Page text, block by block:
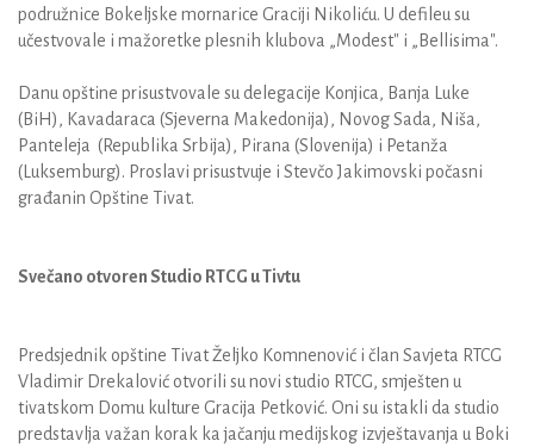
podružnice Bokeljske mornarice Graciji Nikoliću. U defileu su
učestvovale i mažoretke plesnih klubova „Modest" i „Bellisima".
Danu opštine prisustvovale su delegacije Konjica, Banja Luke
(BiH), Kavadaraca (Sjeverna Makedonija), Novog Sada, Niša,
Panteleja (Republika Srbija), Pirana (Slovenija) i Petanža
(Luksemburg). Proslavi prisustvuje i Stevčo Jakimovski počasni
građanin Opštine Tivat.
Svečano otvoren Studio RTCG u Tivtu
Predsjednik opštine Tivat Željko Komnenović i član Savjeta RTCG
Vladimir Drekalović otvorili su novi studio RTCG, smješten u
tivatskom Domu kulture Gracija Petković. Oni su istakli da studio
predstavlja važan korak ka jačanju medijskog izvještavanja u Boki